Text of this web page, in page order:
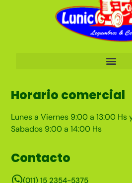
Horario comercial
Lunes a Viernes 9:00 a 13:00 Hs
Sabados 9:00 a 14:00 Hs
Contacto
(011) 15 2354-5375